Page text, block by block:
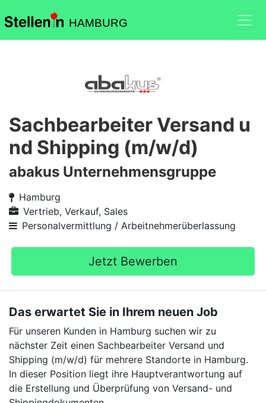
HAMBURG
Sachbearbeiter Versand u
nd Shipping (m/w/d)
abakus Unternehmensgruppe
Hamburg
Vertrieb, Verkauf, Sales
Personalvermittlung / Arbeitnehmerüberlassung
Jetzt Bewerben
Das erwartet Sie in Ihrem neuen Job
Für unseren Kunden in Hamburg suchen wir zu
nächster Zeit einen Sachbearbeiter Versand und
Shipping (m/w/d) für mehrere Standorte in Hamburg.
In dieser Position liegt ihre Hauptverantwortung auf
die Erstellung und Überprüfung von Versand- und